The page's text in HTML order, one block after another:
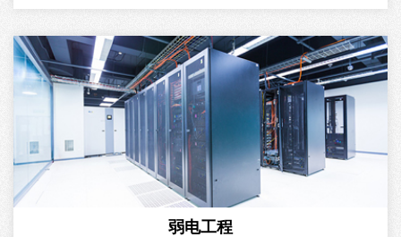
弱电工程